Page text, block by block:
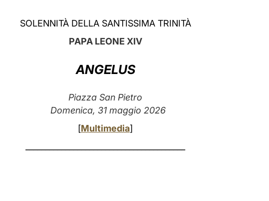
SOLENNITÀ DELLA SANTISSIMA TRINITÀ
PAPA LEONE XIV
ANGELUS
Piazza San Pietro
Domenica, 31 maggio 2026
[Multimedia]